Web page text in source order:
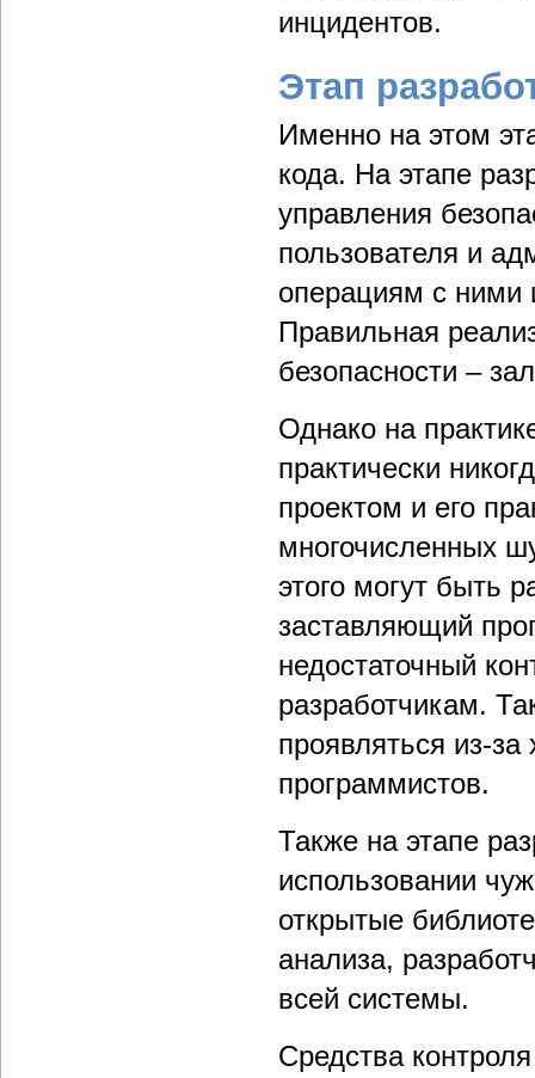
инцидентов.
Этап
Именно на этом
кода. На этапе
управления
пользователя и
операциям с ними
Правильная
безопасности –
Однако на
практически
проектом и его
многочисленных
этого могут быть
заставляющий
недостаточный
разработчикам.
проявляться из-
программистов.
Также на этапе
использовании
открытые
анализа,
всей системы.
Средства